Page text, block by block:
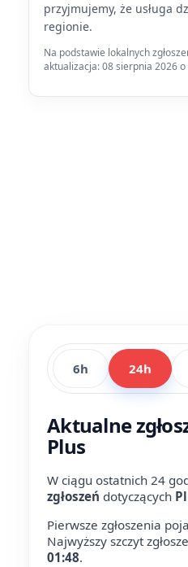
przyjmujemy, że usługa
regionie.
Na podstawie lokalnych
aktualizacja: 08 sierpnia 2026 o
6h 24h
Aktualne
Plus
W ciągu ostatnich 24
zgłoszeń dotyczących
Pierwsze zgłoszenia
Najwyższy szczyt
01:48.